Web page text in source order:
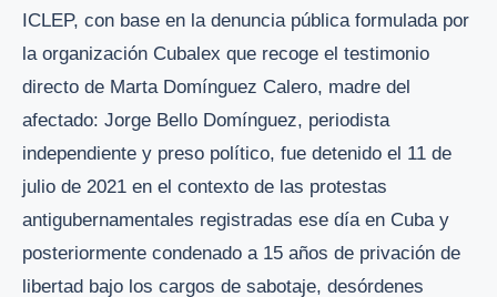
ICLEP, con base en la denuncia pública formulada por
la organización Cubalex que recoge el testimonio
directo de Marta Domínguez Calero, madre del
afectado: Jorge Bello Domínguez, periodista
independiente y preso político, fue detenido el 11 de
julio de 2021 en el contexto de las protestas
antigubernamentales registradas ese día en Cuba y
posteriormente condenado a 15 años de privación de
libertad bajo los cargos de sabotaje, desórdenes